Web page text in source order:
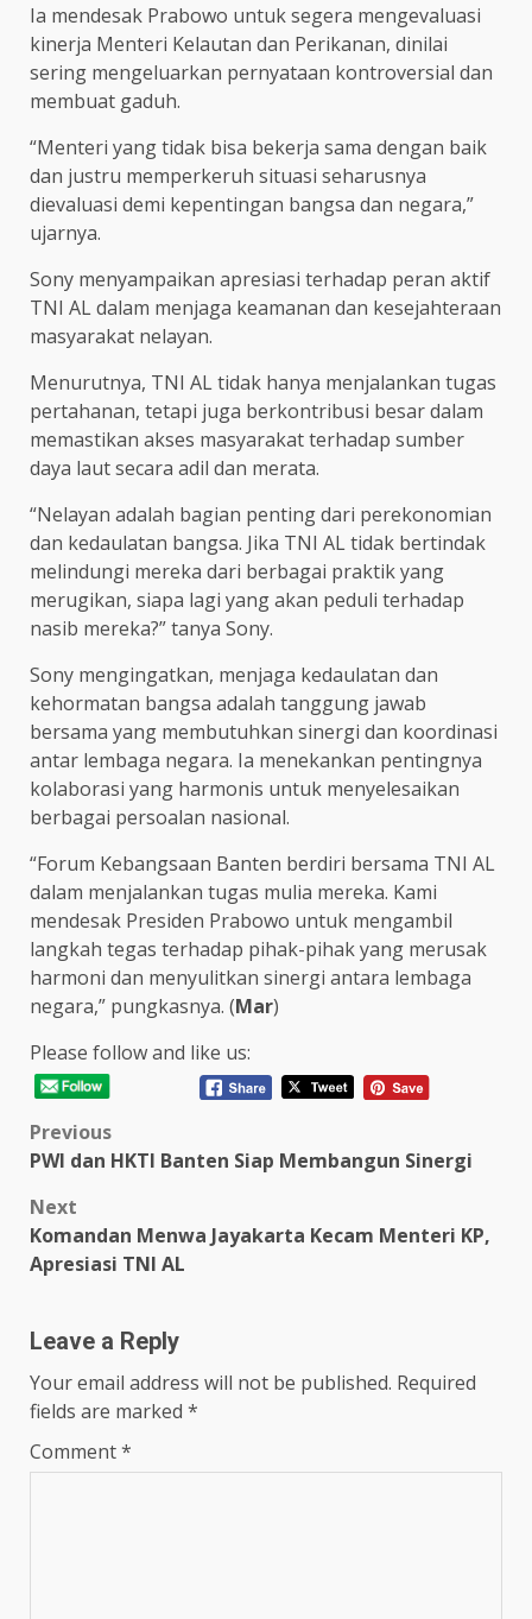
Ia mendesak Prabowo untuk segera mengevaluasi
kinerja Menteri Kelautan dan Perikanan, dinilai
sering mengeluarkan pernyataan kontroversial dan
membuat gaduh.
“Menteri yang tidak bisa bekerja sama dengan baik
dan justru memperkeruh situasi seharusnya
dievaluasi demi kepentingan bangsa dan negara,”
ujarnya.
Sony menyampaikan apresiasi terhadap peran aktif
TNI AL dalam menjaga keamanan dan kesejahteraan
masyarakat nelayan.
Menurutnya, TNI AL tidak hanya menjalankan tugas
pertahanan, tetapi juga berkontribusi besar dalam
memastikan akses masyarakat terhadap sumber
daya laut secara adil dan merata.
“Nelayan adalah bagian penting dari perekonomian
dan kedaulatan bangsa. Jika TNI AL tidak bertindak
melindungi mereka dari berbagai praktik yang
merugikan, siapa lagi yang akan peduli terhadap
nasib mereka?” tanya Sony.
Sony mengingatkan, menjaga kedaulatan dan
kehormatan bangsa adalah tanggung jawab
bersama yang membutuhkan sinergi dan koordinasi
antar lembaga negara. Ia menekankan pentingnya
kolaborasi yang harmonis untuk menyelesaikan
berbagai persoalan nasional.
“Forum Kebangsaan Banten berdiri bersama TNI AL
dalam menjalankan tugas mulia mereka. Kami
mendesak Presiden Prabowo untuk mengambil
langkah tegas terhadap pihak-pihak yang merusak
harmoni dan menyulitkan sinergi antara lembaga
negara,” pungkasnya. (Mar)
Please follow and like us:
Post
Previous
PWI dan HKTI Banten Siap Membangun Sinergi
Next
Komandan Menwa Jayakarta Kecam Menteri KP,
Apresiasi TNI AL
Leave a Reply
Your email address will not be published. Required
fields are marked *
Comment*